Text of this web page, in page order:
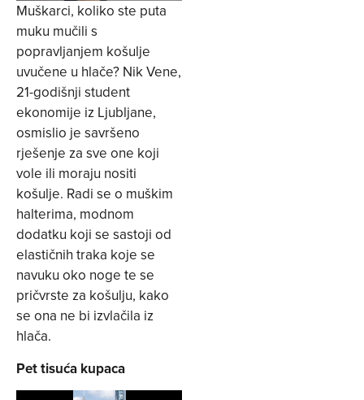
Muškarci, koliko ste puta
muku mučili s
popravljanjem košulje
uvučene u hlače? Nik Vene,
21-godišnji student
ekonomije iz Ljubljane,
osmislio je savršeno
rješenje za sve one koji
vole ili moraju nositi
košulje. Radi se o muškim
halterima, modnom
dodatku koji se sastoji od
elastičnih traka koje se
navuku oko noge te se
pričvrste za košulju, kako
se ona ne bi izvlačila iz
hlača.
Pet tisuća kupaca